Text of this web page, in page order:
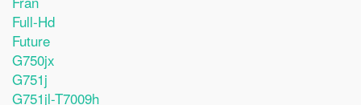
Full-Hd
Future
G750jx
G751j
G751jl-T7009h